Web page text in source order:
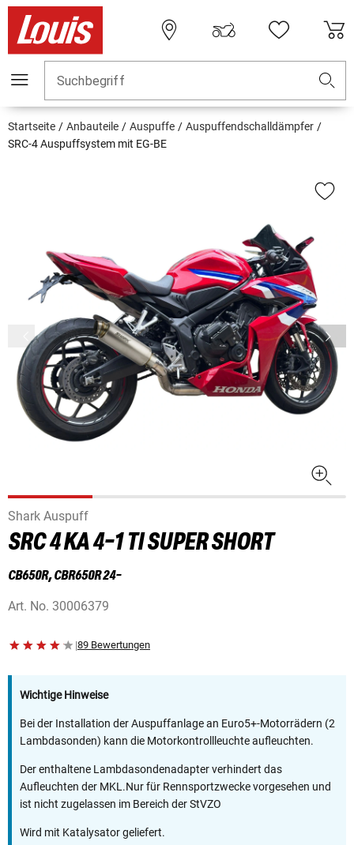
Suchbegriff
Startseite Anbauteile Auspuffe
Auspuffendschalldämpfer
SRC-4 Auspuffsystem mit EG-BE
Shark Auspuff
SRC 4 KA 4-1 TI SUPER SHORT
CB650R, CBR650R 24-
Art. No. 30006379
|89 Bewertungen
Wichtige Hinweise
Bei der Installation der Auspuffanlage an Euro5+-Motorrädern (2
Lambdasonden) kann die Motorkontrollleuchte aufleuchten.
Der enthaltene Lambdasondenadapter verhindert das
Aufleuchten der MKL.Nur für Rennsportzwecke vorgesehen und
ist nicht zugelassen im Bereich der StVZO
Wird mit Katalysator geliefert.